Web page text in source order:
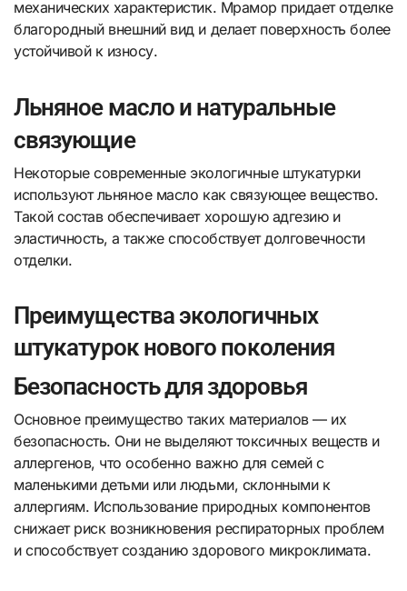
механических характеристик. Мрамор придает отделке
благородный внешний вид и делает поверхность более
устойчивой к износу.
Льняное масло и натуральные
связующие
Некоторые современные экологичные штукатурки
используют льняное масло как связующее вещество.
Такой состав обеспечивает хорошую адгезию и
эластичность, а также способствует долговечности
отделки.
Преимущества экологичных
штукатурок нового поколения
Безопасность для здоровья
Основное преимущество таких материалов — их
безопасность. Они не выделяют токсичных веществ и
аллергенов, что особенно важно для семей с
маленькими детьми или людьми, склонными к
аллергиям. Использование природных компонентов
снижает риск возникновения респираторных проблем
и способствует созданию здорового микроклимата.